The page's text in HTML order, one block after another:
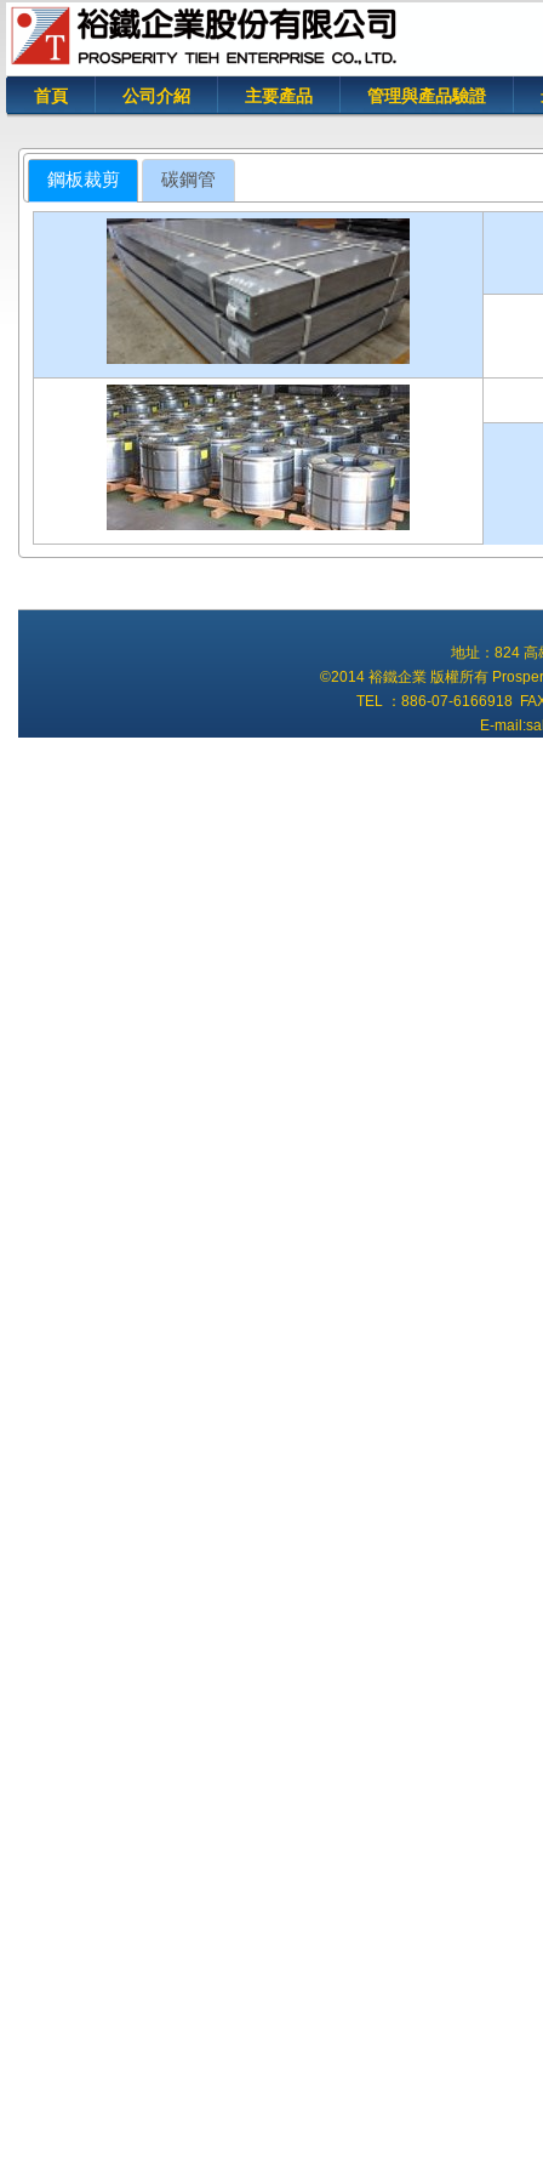
首頁 公司介紹 主要產品 管理與產品驗證
鋼板裁剪 碳鋼管
地址：824
©2014 裕鐵企業 版權所有
TEL ：886-07-6166918
E-